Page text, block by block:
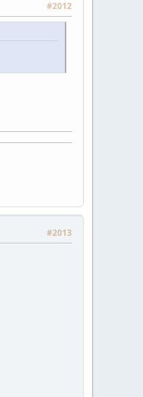
#2012
#2013